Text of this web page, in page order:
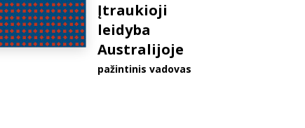
Įtraukioji
leidyba
Australijoje
pažintinis vadovas